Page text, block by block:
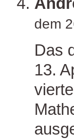
dem
Das
13.